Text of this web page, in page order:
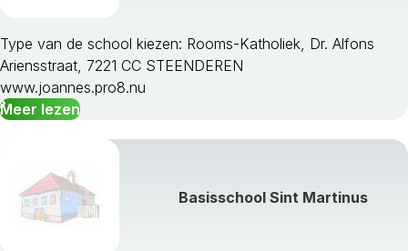
Type van de school kiezen: Rooms-Katholiek, Dr. Alfons
Ariensstraat, 7221 CC STEENDEREN
www.joannes.pro8.nu
Meer lezen
Basisschool Sint Martinus